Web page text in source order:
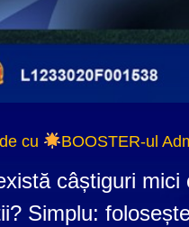
cu BOOSTER-ul
câștiguri mici
Simplu: